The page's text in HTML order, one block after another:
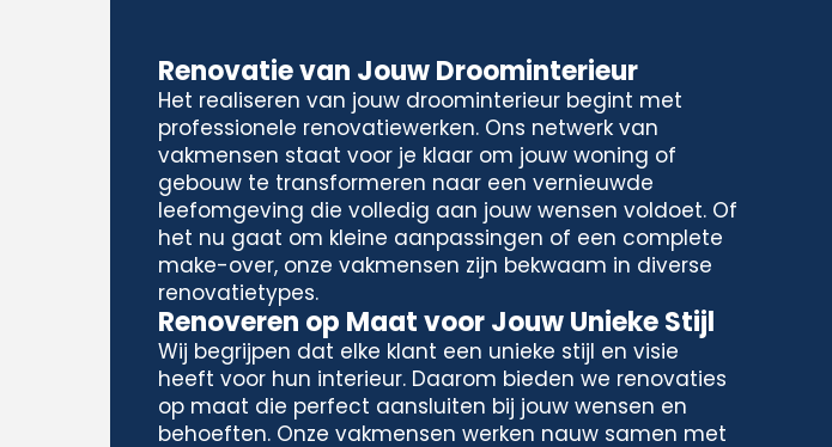
Renovatie van Jouw Droominterieur
Het realiseren van jouw droominterieur begint met
professionele renovatiewerken. Ons netwerk van
vakmensen staat voor je klaar om jouw woning of
gebouw te transformeren naar een vernieuwde
leefomgeving die volledig aan jouw wensen voldoet. Of
het nu gaat om kleine aanpassingen of een complete
make-over, onze vakmensen zijn bekwaam in diverse
renovatietypes.
Renoveren op Maat voor Jouw Unieke Stijl
Wij begrijpen dat elke klant een unieke stijl en visie
heeft voor hun interieur. Daarom bieden we renovaties
op maat die perfect aansluiten bij jouw wensen en
behoeften. Onze vakmensen werken nauw samen met